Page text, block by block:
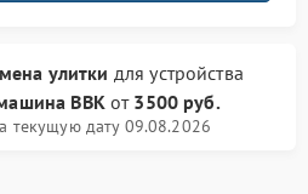
улитки для устройства
BBKот 3500 руб.
текущую дату 09.08.2026